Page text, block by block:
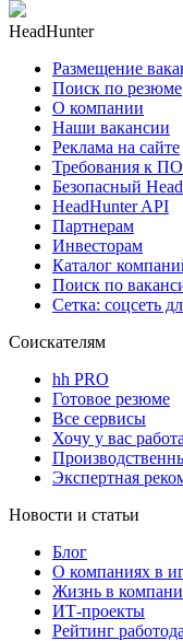
HeadHunter
Размещение
Поиск по резюме
О компании
Наши вакансии
Реклама на сайте
Требования к ПО
Безопасный
HeadHunter API
Партнерам
Инвесторам
Каталог
Поиск по
Сетка: соцсеть
Соискателям
hh PRO
Готовое резюме
Все сервисы
Хочу у вас
Экспертная
Новости и статьи
Блог
О компаниях в
Жизнь в
ИТ-проекты
Рейтинг